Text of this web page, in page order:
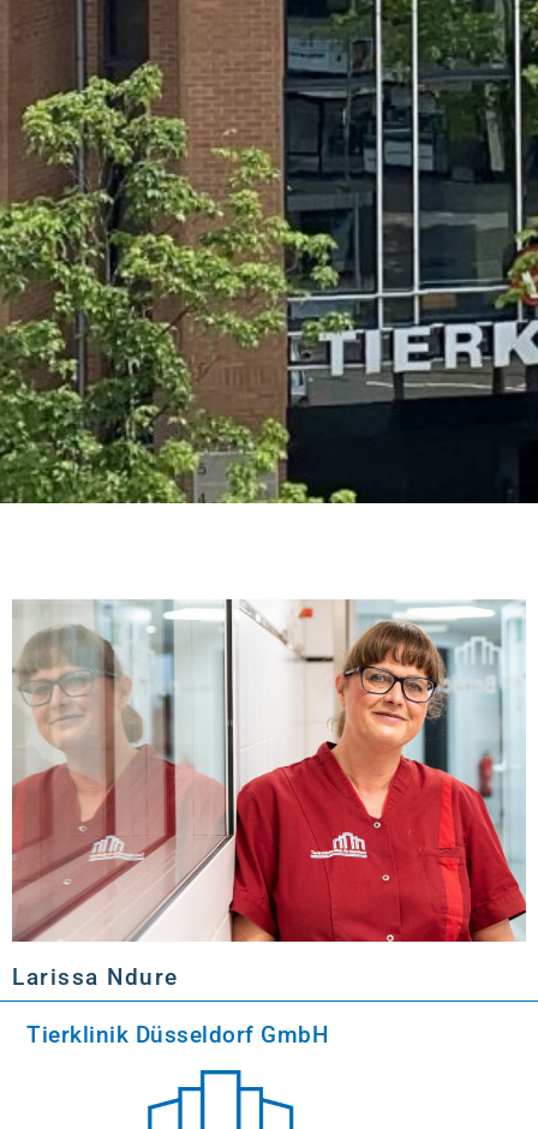
Larissa Ndure
Tierklinik Düsseldorf GmbH